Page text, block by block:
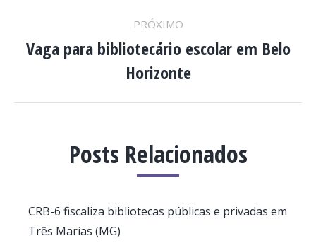
PRÓXIMO
Próximo
post:
Vaga para bibliotecário escolar em Belo
Horizonte
Posts Relacionados
CRB-6 fiscaliza bibliotecas públicas e privadas em
Três Marias (MG)